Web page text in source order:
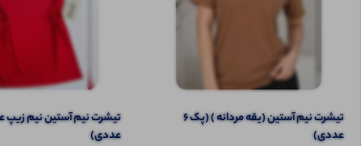
تیشرت نیم آستین (یقه مردانه ) (پک 6
عددی)
عددی)️